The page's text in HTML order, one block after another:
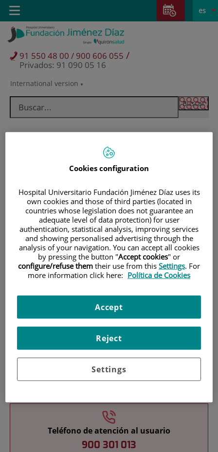
Saltar al contenido
Saltar
contenido
Selector
idioma
activo
es
International version
91 550 48 00 / 900 606 055 /
Privados: 91 090 05 16
Toggle
navigation
Pacientes y visitantes
Investigación
Docencia
Teléfono de atención al usuario
900 301 013
Cookies configuration
Hospital Universitario Fundación Jiménez Díaz uses its
own cookies and those of third parties (located in
countries whose legislation does not guarantee an
adequate level of data protection) for user
authentication, statistical analysis, improving services
and showing personalised advertising through the
analysis of your navigation. You can accept all cookies
by pressing the button "Accept cookies" or
configure/refuse them their use from this Settings. For
more information click here: Política de Cookies
Settings
Reject
Accept